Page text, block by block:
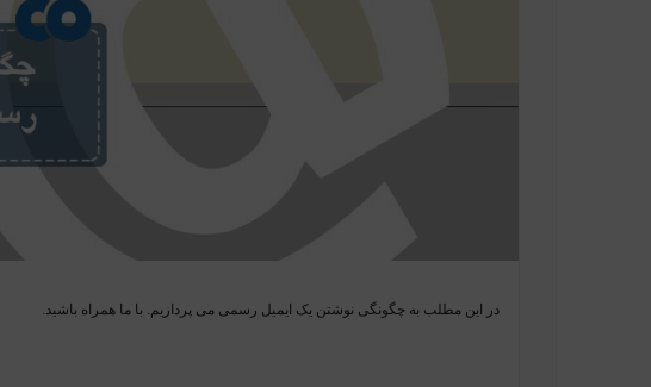
در این مطلب به چگونگی نوشتن یک ایمیل رسمی می پردازیم. با ما همراه باشید.